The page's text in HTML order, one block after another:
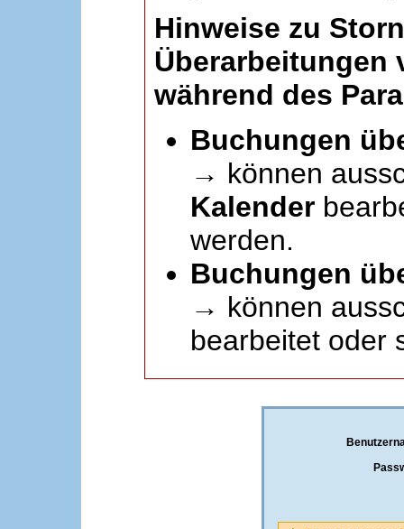
Hinweise zu
Überarbeitungen
während des
Buchungen
→ können
Kalender
werden.
Buchungen
→ können
bearbeitet oder